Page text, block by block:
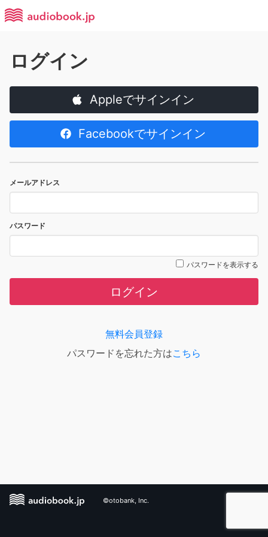
ログイン
Appleでサインイン
Facebookでサインイン
メールアドレス
パスワード
パスワードを表示する
ログイン
無料会員登録
パスワードを忘れた方はこちら
©otobank, Inc.